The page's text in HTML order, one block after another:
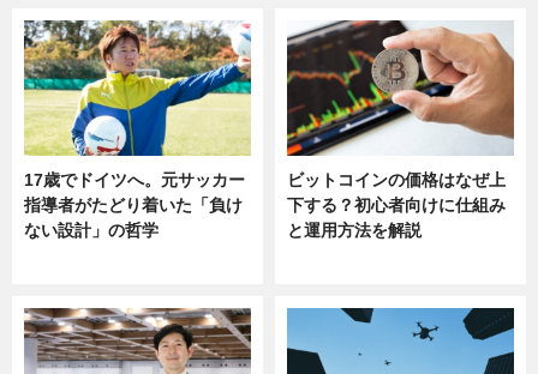
17歳でドイツへ。元サッカー
指導者がたどり着いた「負け
ない設計」の哲学
ビットコインの価格はなぜ上
下する？初心者向けに仕組み
と運用方法を解説